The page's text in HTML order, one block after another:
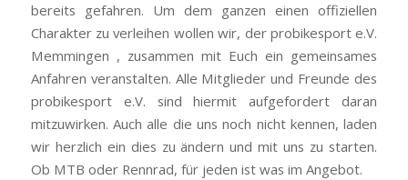
bereits gefahren. Um dem ganzen einen offiziellen
Charakter zu verleihen wollen wir, der probikesport e.V.
Memmingen , zusammen mit Euch ein gemeinsames
Anfahren veranstalten. Alle Mitglieder und Freunde des
probikesport e.V. sind hiermit aufgefordert daran
mitzuwirken. Auch alle die uns noch nicht kennen, laden
wir herzlich ein dies zu ändern und mit uns zu starten.
Ob MTB oder Rennrad, für jeden ist was im Angebot.